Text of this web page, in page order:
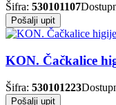
Šifra: 530101107
Pošalji upit
KON. Čačkalice
Šifra: 530101223
Pošalji upit